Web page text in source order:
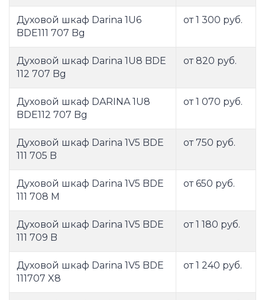
Духовой шкаф Darina 1U6
BDE111 707 Bg
от 1 300 руб.
Духовой шкаф Darina 1U8 BDE
112 707 Bg
от 820 руб.
Духовой шкаф DARINA 1U8
BDE112 707 Bg
от 1 070 руб.
Духовой шкаф Darina 1V5 BDE
111 705 B
от 750 руб.
Духовой шкаф Darina 1V5 BDE
111 708 M
от 650 руб.
Духовой шкаф Darina 1V5 BDE
111 709 B
от 1 180 руб.
Духовой шкаф Darina 1V5 BDE
111707 X8
от 1 240 руб.